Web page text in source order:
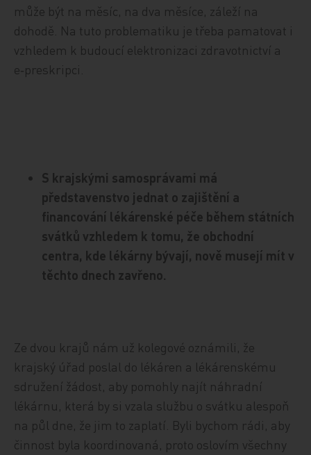
může být na měsíc, na dva měsíce, záleží na
dohodě. Na tuto problematiku je třeba pamatovat i
vzhledem k budoucí elektronizaci zdravotnictví a
e‑preskripci.
S krajskými samosprávami má
představenstvo jednat o zajištění a
financování lékárenské péče během státních
svátků vzhledem k tomu, že obchodní
centra, kde lékárny bývají, nově musejí mít v
těchto dnech zavřeno.
Ze dvou krajů nám už kolegové oznámili, že
krajský úřad poslal do lékáren a lékárenskému
sdružení žádost, aby pomohly najít náhradní
lékárnu, která by si vzala službu o svátku alespoň
na půl dne, že jim to zaplatí. Byli bychom rádi, aby
činnost byla koordinovaná, proto oslovím všechny